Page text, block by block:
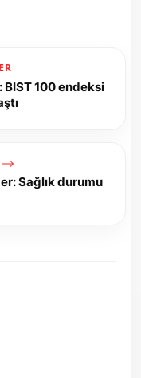
BIST 100 endeksi
Sağlık durumu